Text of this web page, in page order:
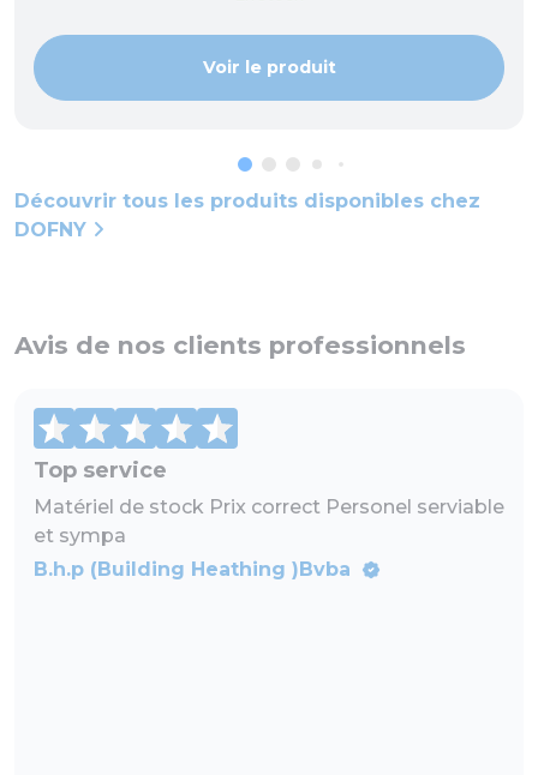
Voir le produit
Découvrir tous les produits disponibles chez
DOFNY
Avis de nos clients professionnels
Top service
Matériel de stock Prix correct Personel serviable
et sympa
B.h.p (Building Heathing )Bvba